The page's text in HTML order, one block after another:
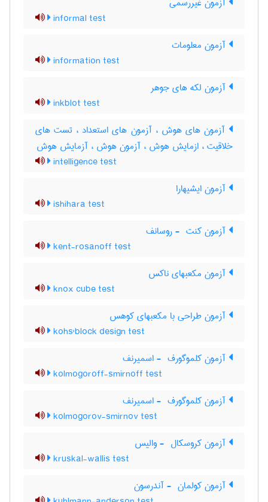
informal test
آزمون معلومات
information test
آزمون لکه های جوهر
inkblot test
آزمون های هوش ، آزمون های استعداد ، تست های
خلاقیت ، ازمایش هوش ، آزمون هوش ، آزمایش هوش
intelligence test
آزمون ایشیهارا
ishihara test
آزمون کنت ‎ - روسانف
kent-rosanoff test
آزمون مکعبهای ناکس
knox cube test
آزمون طراحی با مکعبهای کوهس
kohs'block design test
آزمون کلموگورف ‎ - اسمیرنف
kolmogoroff-smirnoff test
آزمون کلموگورف ‎ - اسمیرنف
kolmogorov-smirnov test
آزمون کروسکال ‎ - والیس
kruskal-wallis test
آزمون کولمان ‎ - آندرسون